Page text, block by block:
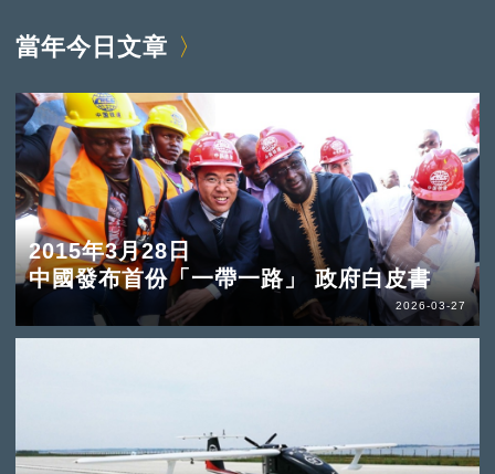
當年今日文章
2015年3月28日
中國發布首份「一帶一路」 政府白皮書
2026-03-27